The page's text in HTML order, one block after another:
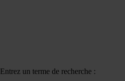
Entrez un terme de recherche :